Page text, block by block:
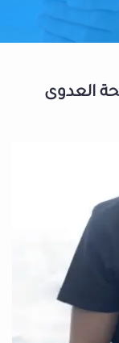
العدوى